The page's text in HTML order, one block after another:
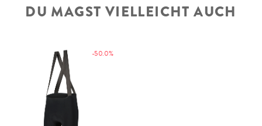
DU MAGST VIELLEICHT AUCH
-50.0%